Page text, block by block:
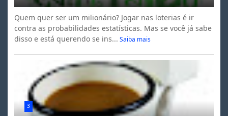
Quem quer ser um milionário? Jogar nas loterias é ir
contra as probabilidades estatísticas. Mas se você já sabe
disso e está querendo se ins... Saiba mais
3